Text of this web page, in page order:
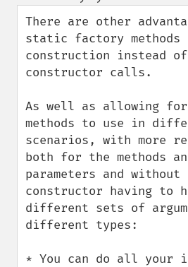
down
There are other
static factory methods
construction instead
constructor calls.
As well as allowing
methods to use in
scenarios, with more
both for the methods
parameters and without
constructor having to
different sets of
different types:
* You can do all your